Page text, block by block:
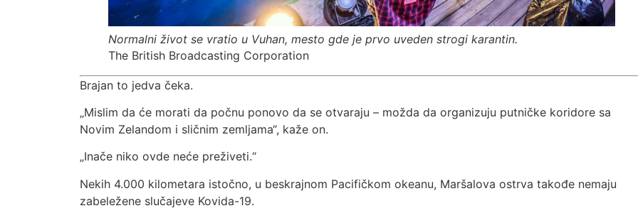
Normalni život se vratio u Vuhan, mesto gde je prvo uveden strogi karantin.
The British Broadcasting Corporation
Brajan to jedva čeka.
„Mislim da će morati da počnu ponovo da se otvaraju – možda da organizuju putničke koridore sa
Novim Zelandom i sličnim zemljama“, kaže on.
„Inače niko ovde neće preživeti.“
Nekih 4.000 kilometara istočno, u beskrajnom Pacifičkom okeanu, Maršalova ostrva takođe nemaju
zabeležene slučajeve Kovida-19.